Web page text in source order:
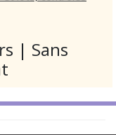
| Sans